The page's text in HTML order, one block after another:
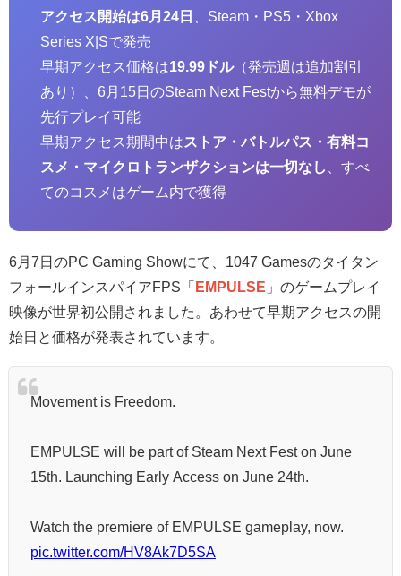
アクセス開始は6月24日
、Steam・PS5・Xbox
Series X|Sで発売
早期アクセス価格は19.99ドル（発売週は追加割引
あり）、6月15日のSteam Next Festから無料デモが
先行プレイ可能
早期アクセス期間中はストア・バトルパス・有料コ
スメ・マイクロトランザクションは一切なし
、すべ
てのコスメはゲーム内で獲得
6月7日のPC Gaming Showにて、1047 Gamesのタイタン
フォールインスパイアFPS「 EMPULSE 」のゲームプレイ
映像が世界初公開されました。あわせて早期アクセスの開
始日と価格が発表されています。
Movement is Freedom.
EMPULSE will be part of Steam Next Fest on June
15th. Launching Early Access on June 24th.
Watch the premiere of EMPULSE gameplay, now.
pic.twitter.com/HV8Ak7D5SA